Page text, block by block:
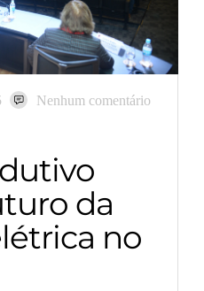
Nenhum comentário
da
no